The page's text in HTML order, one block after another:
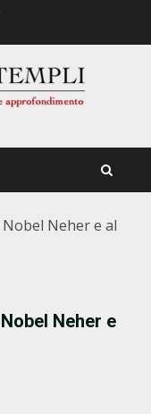
Nobel Neher e al
Neher e